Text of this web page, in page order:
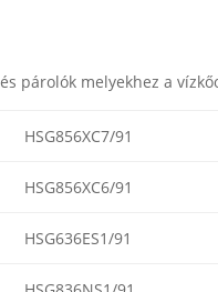
párolók melyekhez a
HSG856XC7/91
HSG856XC6/91
HSG636ES1/91